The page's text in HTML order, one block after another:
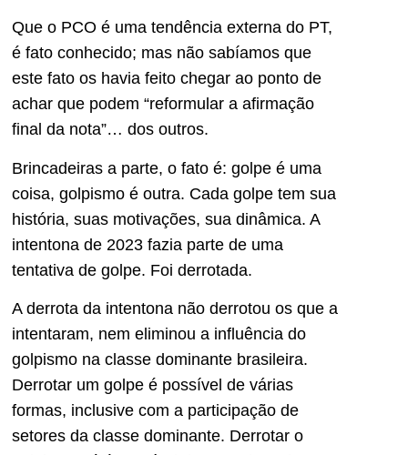
Que o PCO é uma tendência externa do PT,
é fato conhecido; mas não sabíamos que
este fato os havia feito chegar ao ponto de
achar que podem “reformular a afirmação
final da nota”… dos outros.
Brincadeiras a parte, o fato é: golpe é uma
coisa, golpismo é outra. Cada golpe tem sua
história, suas motivações, sua dinâmica. A
intentona de 2023 fazia parte de uma
tentativa de golpe. Foi derrotada.
A derrota da intentona não derrotou os que a
intentaram, nem eliminou a influência do
golpismo na classe dominante brasileira.
Derrotar um golpe é possível de várias
formas, inclusive com a participação de
setores da classe dominante. Derrotar o